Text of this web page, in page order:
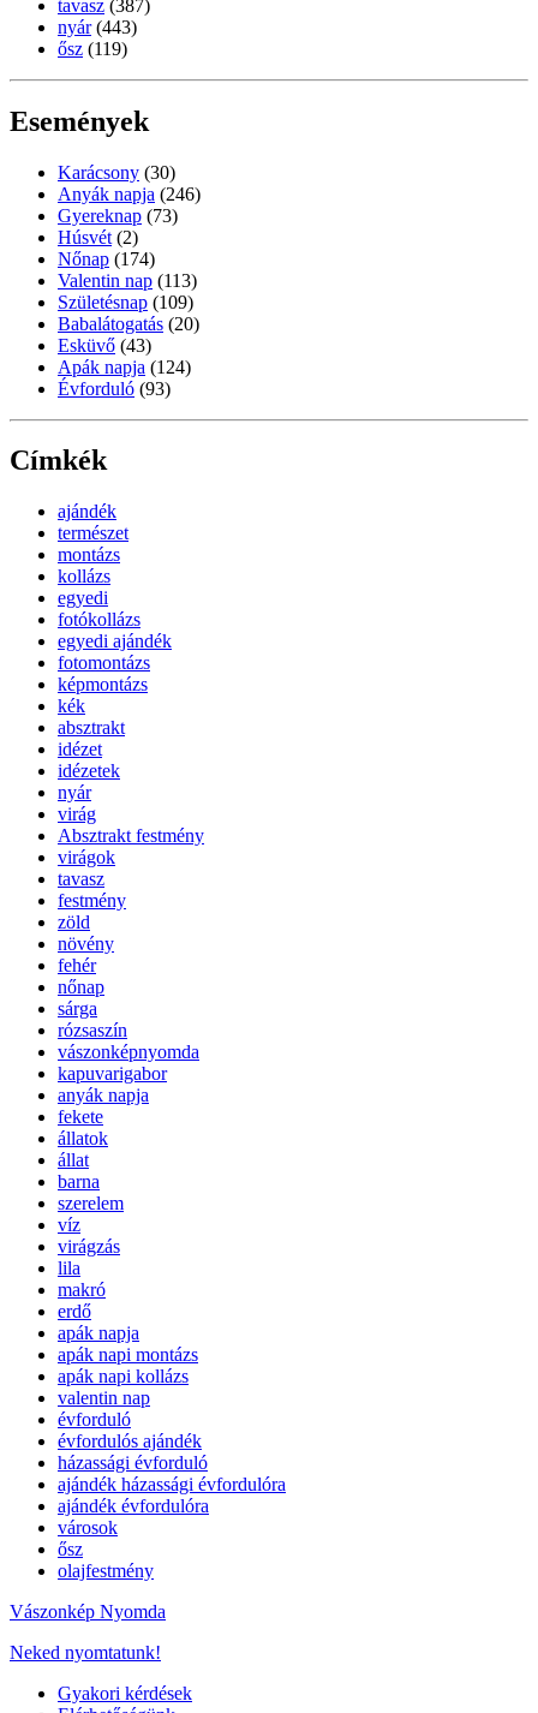
tavasz (387)
nyár (443)
ősz (119)
Események
Karácsony (30)
Anyák napja (246)
Gyereknap (73)
Húsvét (2)
Nőnap (174)
Valentin nap (113)
Születésnap (109)
Babalátogatás (20)
Esküvő (43)
Apák napja (124)
Évforduló (93)
Címkék
ajándék
természet
montázs
kollázs
egyedi
fotókollázs
egyedi ajándék
fotomontázs
képmontázs
kék
absztrakt
idézet
idézetek
nyár
virág
Absztrakt festmény
virágok
tavasz
festmény
zöld
növény
fehér
nőnap
sárga
rózsaszín
vászonképnyomda
kapuvarigabor
anyák napja
fekete
állatok
állat
barna
szerelem
víz
virágzás
lila
makró
erdő
apák napja
apák napi montázs
apák napi kollázs
valentin nap
évforduló
évfordulós ajándék
házassági évforduló
ajándék házassági évfordulóra
ajándék évfordulóra
városok
ősz
olajfestmény
Vászonkép Nyomda
Neked nyomtatunk!
Gyakori kérdések